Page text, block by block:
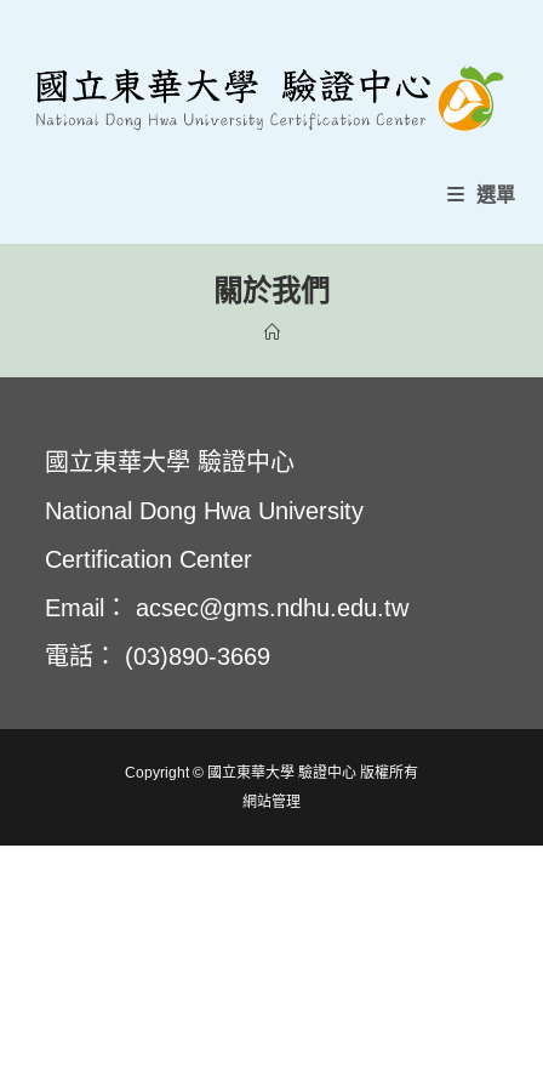
選單
關於我們
國立東華大學 驗證中心
National Dong Hwa University
Certification Center
Email： acsec@gms.ndhu.edu.tw
電話： (03)890-3669
Copyright © 國立東華大學 驗證中心 版權所有
網站管理